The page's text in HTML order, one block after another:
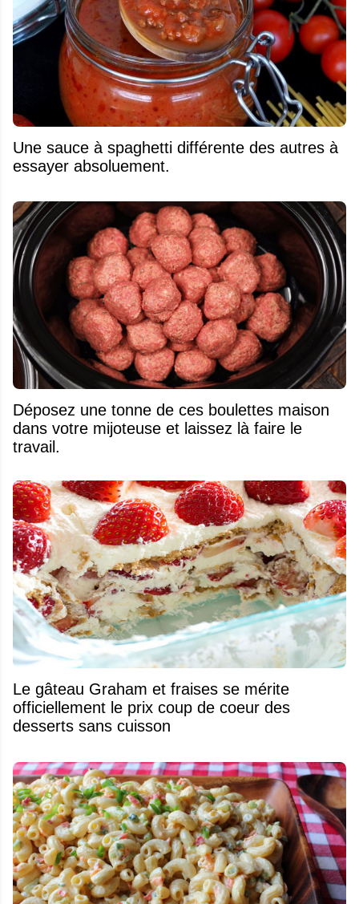
Une sauce à spaghetti différente des autres à
essayer absoluement.
Déposez une tonne de ces boulettes maison
dans votre mijoteuse et laissez là faire le
travail.
Le gâteau Graham et fraises se mérite
officiellement le prix coup de coeur des
desserts sans cuisson